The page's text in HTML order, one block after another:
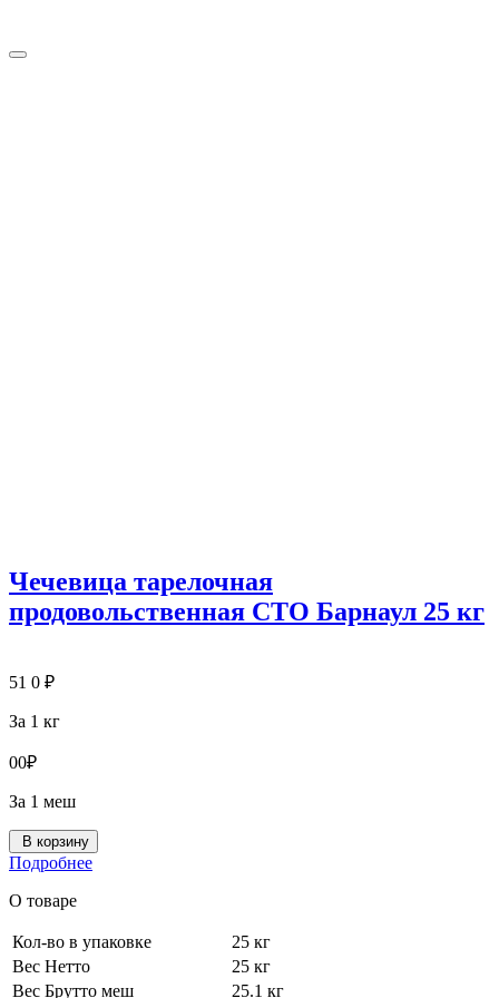
Чечевица тарелочная
продовольственная СТО Барнаул 25 кг
51 0 ₽
За 1 кг
00₽
За 1 меш
В корзину
Подробнее
О товаре
Кол-во в упаковке
25 кг
Вес Нетто
25 кг
Вес Брутто меш
25.1 кг